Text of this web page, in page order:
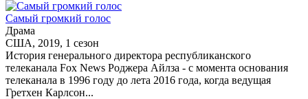
Самый громкий голос
Драма
США, 2019, 1 сезон
История генерального директора республиканского
телеканала Fox News Роджера Айлза - с момента основания
телеканала в 1996 году до лета 2016 года, когда ведущая
Гретхен Карлсон...